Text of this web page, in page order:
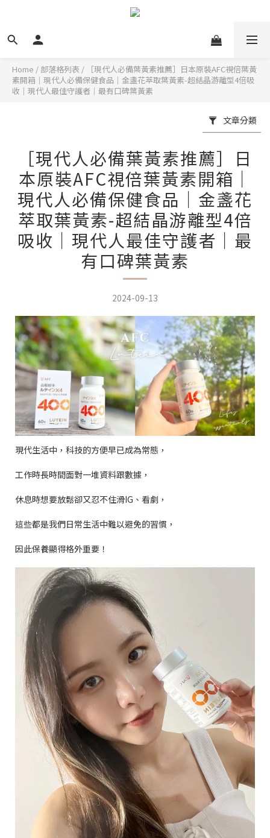
Home / 部落格列表 /
［現代人必備葉黃素推薦］日本原裝AFC視倍葉黃
素開箱｜現代人必備保健食品｜金盞花萃取葉黃素-超結晶游離型4倍吸
收｜現代人最佳守護者｜最有口碑葉黃素
文章分類
［現代人必備葉黃素推薦］日
本原裝AFC視倍葉黃素開箱｜
現代人必備保健食品｜金盞花
萃取葉黃素-超結晶游離型4倍
吸收｜現代人最佳守護者｜最
有口碑葉黃素
2024-09-13
現代生活中，科技的方便早已成為常態，
工作時長時間面對一堆資料跟數據，
休息時想要放鬆卻又忍不住滑IG 、看劇，
這些都是我們日常生活中難以避免的習慣，
因此保養顯得格外重要！